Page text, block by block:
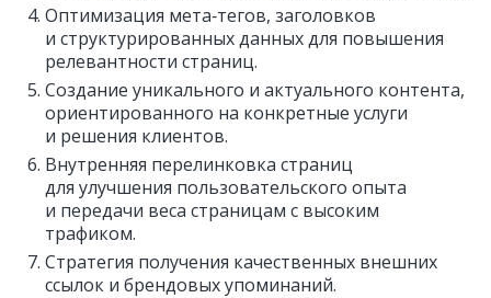
Оптимизация мета‑тегов, заголовков
и структурированных данных для повышения
релевантности страниц.
Создание уникального и актуального контента,
ориентированного на конкретные услуги
и решения клиентов.
Внутренняя перелинковка страниц
для улучшения пользовательского опыта
и передачи веса страницам с высоким
трафиком.
Стратегия получения качественных внешних
ссылок и брендовых упоминаний.